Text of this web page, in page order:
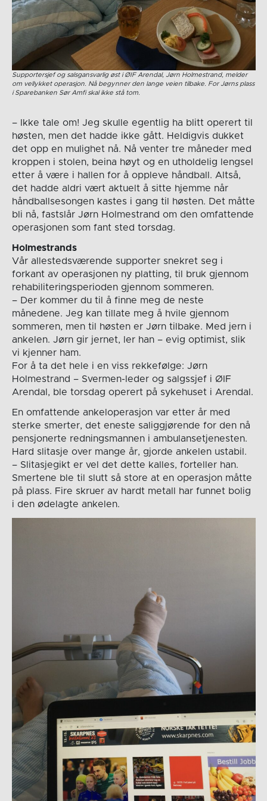
Supportersjef og salsgansvarlig øst i ØIF Arendal, Jørn Holmestrand, melder
om vellykket operasjon. Nå begynner den lange veien tilbake. For Jørns plass
i Sparebanken Sør Amfi skal ikke stå tom.
– Ikke tale om! Jeg skulle egentlig ha blitt operert til
høsten, men det hadde ikke gått. Heldigvis dukket
det opp en mulighet nå. Nå venter tre måneder med
kroppen i stolen, beina høyt og en utholdelig lengsel
etter å være i hallen for å oppleve håndball. Altså,
det hadde aldri vært aktuelt å sitte hjemme når
håndballsesongen kastes i gang til høsten. Det måtte
bli nå, fastslår Jørn Holmestrand om den omfattende
operasjonen som fant sted torsdag.
Holmestrands
Vår allestedsværende supporter snekret seg i
forkant av operasjonen ny platting, til bruk gjennom
rehabiliteringsperioden gjennom sommeren.
– Der kommer du til å finne meg de neste
månedene. Jeg kan tillate meg å hvile gjennom
sommeren, men til høsten er Jørn tilbake. Med jern i
ankelen. Jørn gir jernet, ler han – evig optimist, slik
vi kjenner ham.
For å ta det hele i en viss rekkefølge: Jørn
Holmestrand – Svermen-leder og salgssjef i ØIF
Arendal, ble torsdag operert på sykehuset i Arendal.
En omfattende ankeloperasjon var etter år med
sterke smerter, det eneste saliggjørende for den nå
pensjonerte redningsmannen i ambulansetjenesten.
Hard slitasje over mange år, gjorde ankelen ustabil.
– Slitasjegikt er vel det dette kalles, forteller han.
Smertene ble til slutt så store at en operasjon måtte
på plass. Fire skruer av hardt metall har funnet bolig
i den ødelagte ankelen.